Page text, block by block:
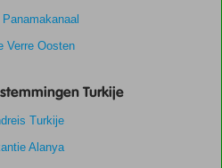
Verre Oosten
Turkije
Turkije
Alanya